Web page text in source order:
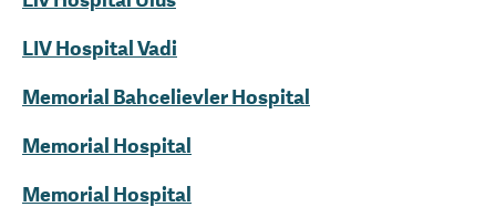
LIV Hospital Vadi
Memorial Bahcelievler Hospital
Memorial Hospital
Memorial Hospital